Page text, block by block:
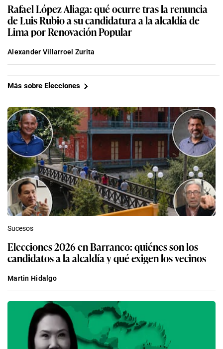
Rafael López Aliaga: qué ocurre tras la renuncia
de Luis Rubio a su candidatura a la alcaldía de
Lima por Renovación Popular
Alexander Villarroel Zurita
Más sobre Elecciones
Sucesos
Elecciones 2026 en Barranco: quiénes son los
candidatos a la alcaldía y qué exigen los vecinos
Martin Hidalgo